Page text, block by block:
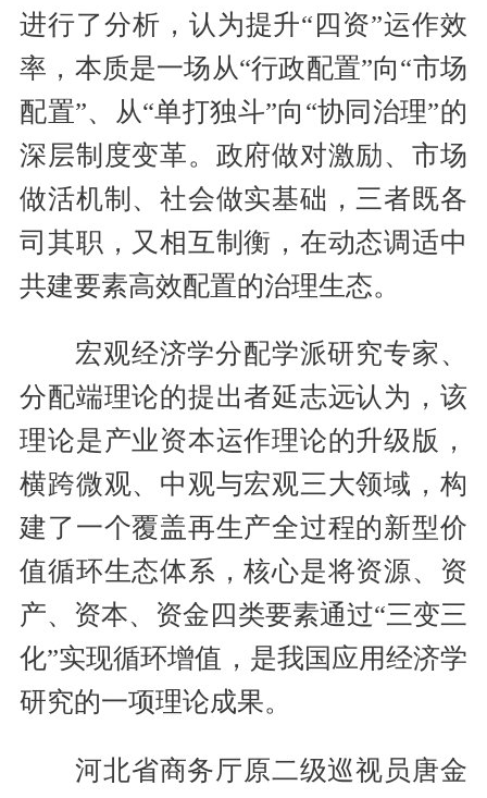
进行了分析，认为提升“四资”运作效
率，本质是一场从“行政配置”向“市场
配置”、从“单打独斗”向“协同治理”的
深层制度变革。政府做对激励、市场
做活机制、社会做实基础，三者既各
司其职，又相互制衡，在动态调适中
共建要素高效配置的治理生态。
宏观经济学分配学派研究专家、
分配端理论的提出者延志远认为，该
理论是产业资本运作理论的升级版，
横跨微观、中观与宏观三大领域，构
建了一个覆盖再生产全过程的新型价
值循环生态体系，核心是将资源、资
产、资本、资金四类要素通过“三变三
化”实现循环增值，是我国应用经济学
研究的一项理论成果。
河北省商务厅原二级巡视员唐金